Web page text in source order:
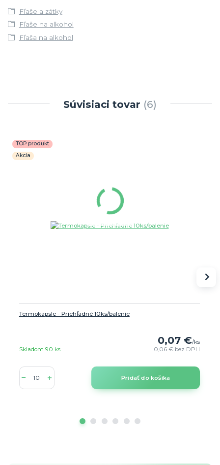
Fľaše a zátky
Fľaše na alkohol
Fľaša na alkohol
Súvisiaci tovar 6
TOP produkt
Akcia
Termokapsle - Priehľadné 10ks/balenie
0,07 €/ks
0,06 € bez DPH
Skladom 90 ks
Pridať do košíka